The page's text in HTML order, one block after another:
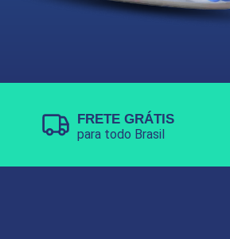
FRETE GRÁTIS
para todo Brasil